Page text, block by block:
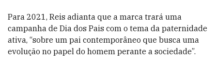
Para 2021, Reis adianta que a marca trará uma
campanha de Dia dos Pais com o tema da paternidade
ativa, “sobre um pai contemporâneo que busca uma
evolução no papel do homem perante a sociedade”.